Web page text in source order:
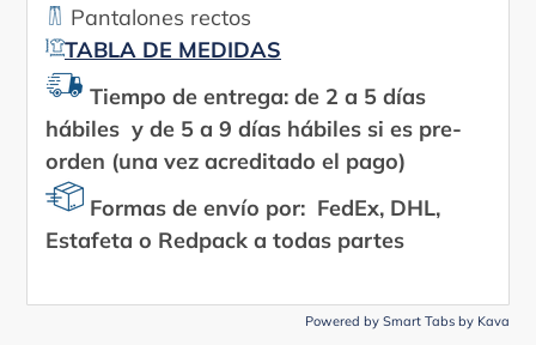
Pantalones rectos
TABLA DE MEDIDAS
Tiempo de entrega: de 2 a 5 días
hábiles y de 5 a 9 días hábiles si es pre-
orden (una vez acreditado el pago)
Formas de envío por: FedEx, DHL,
Estafeta o Redpack a todas partes
Powered by Smart Tabs by Kava